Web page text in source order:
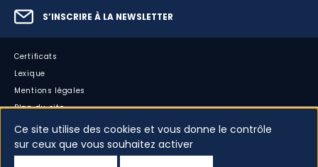
S’INSCRIRE À LA NEWSLETTER
Certificats
Lexique
Mentions légales
Plan du site
Accessibilité : partiellement conforme
Cookies
Ce site utilise des cookies et vous donne le contrôle
sur ceux que vous souhaitez activer